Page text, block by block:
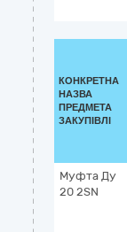
КОНКРЕТНА
НАЗВА
ПРЕДМЕТА
ЗАКУПІВЛІ
Муфта Ду
20 2SN